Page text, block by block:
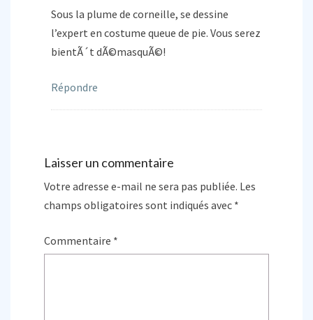
Sous la plume de corneille, se dessine
l’expert en costume queue de pie. Vous serez
bientÃ´t dÃ©masquÃ©!
Répondre
Laisser un commentaire
Votre adresse e-mail ne sera pas publiée. Les
champs obligatoires sont indiqués avec *
Commentaire *